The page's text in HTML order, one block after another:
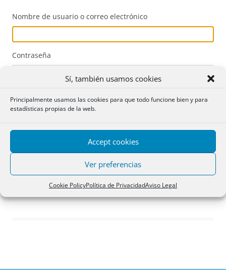
Sí, también usamos cookies
Principalmente usamos las cookies para que todo funcione bien y para
estadísticas propias de la web.
Accept cookies
Ver preferencias
Cookie PolicyPolítica de PrivacidadAviso Legal
Nombre de usuario o correo electrónico
Contraseña
Acceder
Registro
¿Has olvidado tu contraseña?